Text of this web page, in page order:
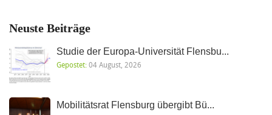
Neuste Beiträge
Studie der Europa-Universität Flensbu...
Gepostet:04 August, 2026
Mobilitätsrat Flensburg übergibt Bü...